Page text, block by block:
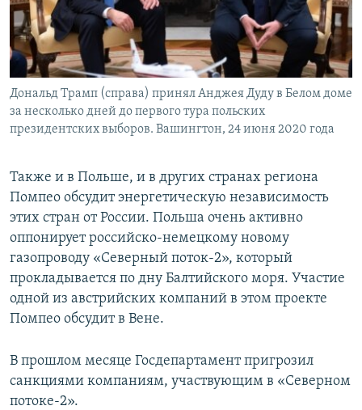
Дональд Трамп (справа) принял Анджея Дуду в Белом доме
за несколько дней до первого тура польских
президентских выборов. Вашингтон, 24 июня 2020 года
Также и в Польше, и в других странах региона
Помпео обсудит энергетическую независимость
этих стран от России. Польша очень активно
оппонирует российско-немецкому новому
газопроводу «Северный поток-2», который
прокладывается по дну Балтийского моря. Участие
одной из австрийских компаний в этом проекте
Помпео обсудит в Вене.
В прошлом месяце Госдепартамент пригрозил
санкциями компаниям, участвующим в «Северном
потоке-2».